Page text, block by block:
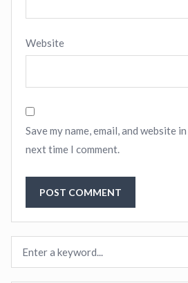
Website
Save my name, email, and website
next time I comment.